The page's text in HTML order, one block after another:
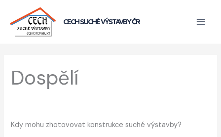
obsah
CECH SUCHÉ VÝSTAVBY ČR
Dospělí
Kdy mohu zhotovovat konstrukce suché výstavby?